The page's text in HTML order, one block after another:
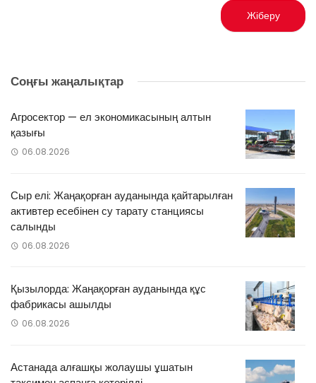
Соңғы жаңалықтар
Агросектор — ел экономикасының алтын
қазығы
06.08.2026
Сыр елі: Жаңақорған ауданында қайтарылған
активтер есебінен су тарату станциясы
салынды
06.08.2026
Қызылорда: Жаңақорған ауданында құс
фабрикасы ашылды
06.08.2026
Астанада алғашқы жолаушы ұшатын